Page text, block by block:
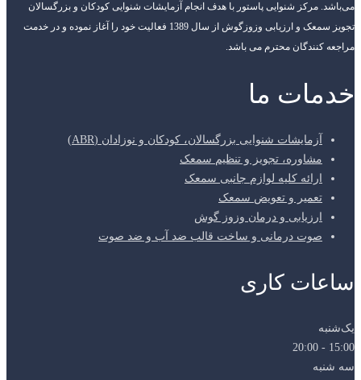
می‌باشد. مرکز شنوایی پاستور با هدف انجام آزمایشات شنوایی کودکان و بزرگسالان
تجویز سمعک و ارزیابی وزوزگوش از سال 1389 فعالیت خود را آغاز نموده و در خدمت
مراجعه کنندگان محترم می باشد.
خدمات ما
آزمایشات شنوایی بزرگسالان، کودکان و نوزادان (ABR)
مشاوره، تجویز و تنظیم سمعک
ارائه کلیه لوازم جانبی سمعک
تعمیر و تعویض سمعک
ارزیابی و درمان وزوز گوش
صوت درمانی و ساخت قالب ضد آب و ضد صوت
ساعات کاری
یک‌شنبه
15:00 - 20:00
سه شنبه